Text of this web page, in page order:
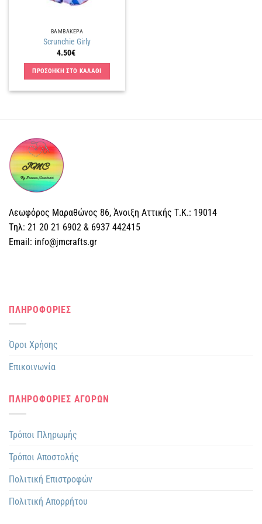
ΒΑΜΒΑΚΕΡΑ
Scrunchie Girly
4.50€
ΠΡΟΣΘΗΚΗ ΣΤΟ ΚΑΛΑΘΙ
Λεωφόρος Μαραθώνος 86, Άνοιξη Αττικής Τ.Κ.: 19014
Tηλ: 21 20 21 6902 & 6937 442415
Email: info@jmcrafts.gr
ΠΛΗΡΟΦΟΡΙΕΣ
Όροι Χρήσης
Επικοινωνία
ΠΛΗΡΟΦΟΡΙΕΣ ΑΓΟΡΩΝ
Τρόποι Πληρωμής
Τρόποι Αποστολής
Πολιτική Επιστροφών
Πολιτική Απορρήτου